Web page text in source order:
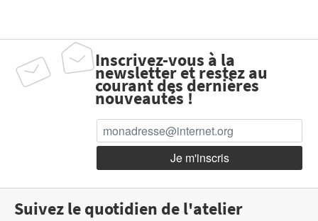
Inscrivez-vous à la
newsletter et restez au
courant des dernières
nouveautés !
Suivez le quotidien de l'atelier